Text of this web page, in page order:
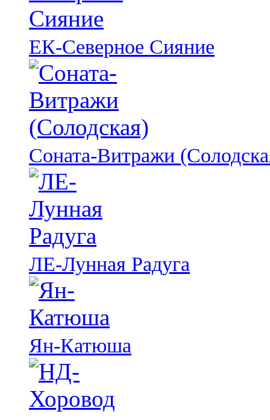
ЕК-Северное Сияние
Соната-Витражи
ЛЕ-Лунная Радуга
Ян-Катюша